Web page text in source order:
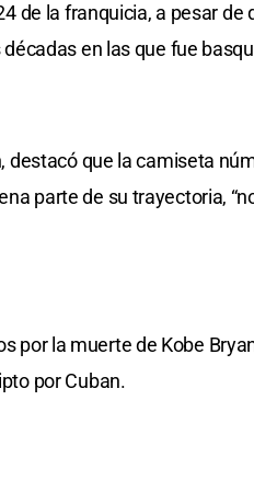
de la franquicia, a pesar de
en las que fue
destacó que la camiseta
parte de su trayectoria,
por la muerte de Kobe
por Cuban.